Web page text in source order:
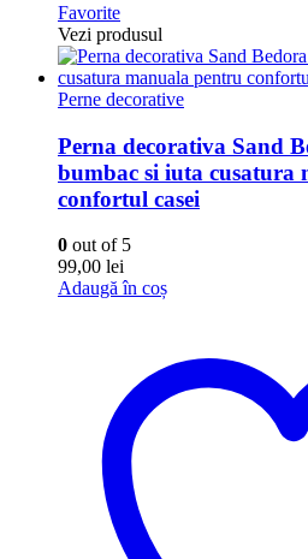
Favorite
Vezi produsul
Perne decorative
Perna decorativa Sand
bumbac si iuta cusatura
confortul casei
0 out of 5
99,00 lei
Adaugă în coș